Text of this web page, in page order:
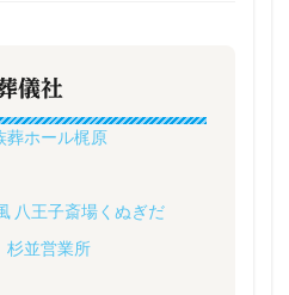
儀社
ホール梶原
八王子斎場くぬぎだ
並営業所